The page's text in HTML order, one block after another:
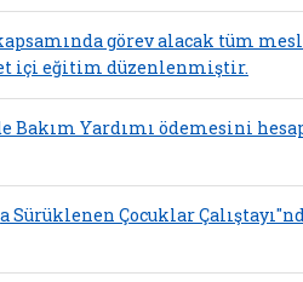
görev alacak tüm
içi eğitim düzenlenmiştir.
Bakım Yardımı ödemesini
Sürüklenen Çocuklar